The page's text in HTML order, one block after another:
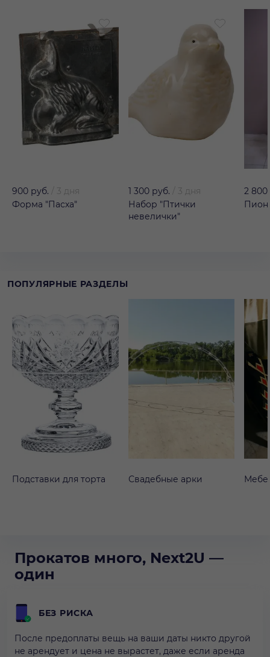
900 руб.
3 дня
Форма "Пасха"
1 300 руб.
3 дня
Набор "Птички
невелички"
2 800
Пион
ПОПУЛЯРНЫЕ РАЗДЕЛЫ
Подставки для торта Свадебные арки
Прокатов много, Next2U —
один
БЕЗ РИСКА
После предоплаты вещь на ваши даты никто другой
не арендует и цена не вырастет, даже если аренда